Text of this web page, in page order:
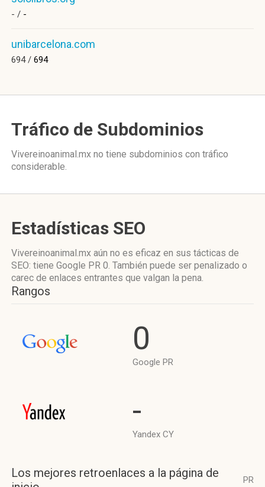
- / -
unibarcelona.com
694 / 694
Tráfico de Subdominios
Vivereinoanimal.mx no tiene subdominios con tráfico
considerable.
Estadísticas SEO
Vivereinoanimal.mx aún no es eficaz en sus tácticas de
SEO: tiene Google PR 0. También puede ser penalizado o
carec de enlaces entrantes que valgan la pena.
Rangos
0
Google PR
-
Yandex CY
Los mejores retroenlaces a la página de
PR